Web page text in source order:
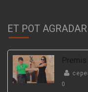
ET POT AGRADAR
0